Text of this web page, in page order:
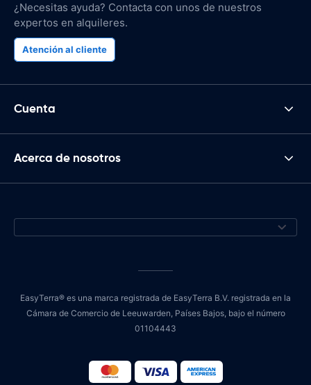
¿Necesitas ayuda? Contacta con unos de nuestros
expertos en alquileres.
Atención al cliente
Cuenta
Acerca de nosotros
EasyTerra® es una marca registrada de EasyTerra B.V. registrada en la
Cámara de Comercio de Leeuwarden, Países Bajos, bajo el número
01104443